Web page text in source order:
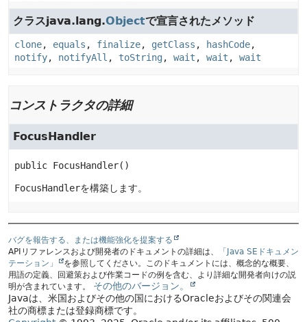
クラスjava.lang.Objectで宣言されたメソッド
clone, equals , finalize, getClass , hashCode,
notify, notifyAll , toString, wait , wait , wait
コンストラクタの詳細
FocusHandler
public FocusHandler()
FocusHandlerを構築します。
バグを報告する、または機能強化を提案する
APIリファレンスおよび開発者のドキュメントの詳細は、
「Java SEドキュメン
テーション」
を参照してください。このドキュメントには、概念的な概要、
用語の定義、回避策および作業コードの例を含む、より詳細な開発者向けの説
明が含まれています。
その他のバージョン。
Javaは、米国およびその他の国におけるOracleおよびその関連会
社の商標または登録商標です。